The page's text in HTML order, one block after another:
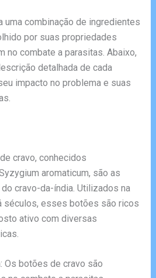
uma combinação de ingredientes
por suas propriedades
no combate a parasitas. Abaixo,
detalhada de cada
impacto no problema e suas
cravo, conhecidos
aromaticum, são as
cravo-da-índia. Utilizados na
séculos, esses botões são ricos
ativo com diversas
Os botões de cravo são